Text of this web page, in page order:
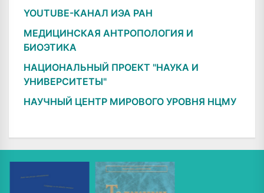
YOUTUBE-КАНАЛ ИЭА РАН
МЕДИЦИНСКАЯ АНТРОПОЛОГИЯ И
БИОЭТИКА
НАЦИОНАЛЬНЫЙ ПРОЕКТ "НАУКА И
УНИВЕРСИТЕТЫ"
НАУЧНЫЙ ЦЕНТР МИРОВОГО УРОВНЯ НЦМУ